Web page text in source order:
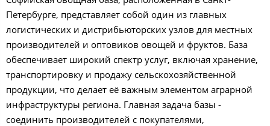
Петербурге, представляет собой один из главных
логистических и дистрибьюторских узлов для местных
производителей и оптовиков овощей и фруктов. База
обеспечивает широкий спектр услуг, включая хранение,
транспортировку и продажу сельскохозяйственной
продукции, что делает её важным элементом аграрной
инфраструктуры региона. Главная задача базы -
соединить производителей с покупателями,